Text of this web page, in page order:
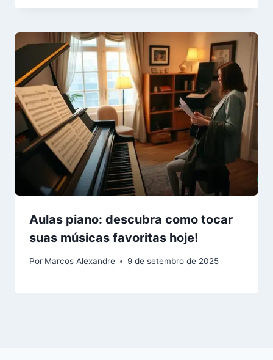
Aulas piano: descubra como tocar
suas músicas favoritas hoje!
Por Marcos Alexandre 9 de setembro de 2025